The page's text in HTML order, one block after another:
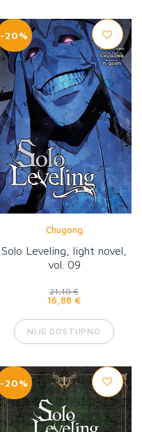
-20%
Chugong
Solo Leveling, light novel,
vol. 09
21,10 €
16,88 €
NIJE DOSTUPNO
-20%